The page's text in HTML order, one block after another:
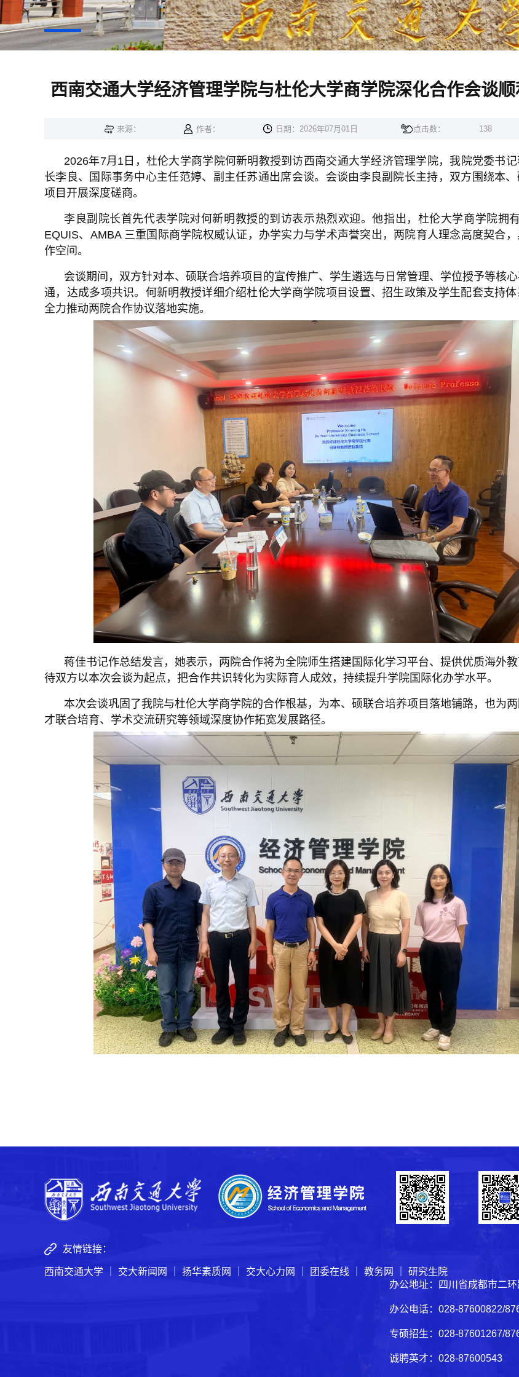
西南交通大学经济管理学院与杜伦大学商学院深化合作会谈
来源： 作者： 日期：2026年07月01日 点击数： 138
2026年7月 1 日，杜伦大学商学院何新明教授到访西南交通大学经济管理学院，我院党委书
长李良、国际事务中心主任范婷、副主任苏通出席会谈。会谈由李良副院长主持，双方围绕本
项目开展深度磋商。
李良副院长首先代表学院对何新明教授的到访表示热烈欢迎。他指出，杜伦大学商学院拥有
EQUIS、 AMBA 三重国际商学院权威认证，办学实力与学术声誉突出，两院育人理念高度契合
作空间。
会谈期间，双方针对本、硕联合培养项目的宣传推广、学生遴选与日常管理、学位授予等核
通，达成多项共识。何新明教授详细介绍杜伦大学商学院项目设置、招生政策及学生配套支持
全力推动两院合作协议落地实施。
蒋佳书记作总结发言，她表示，两院合作将为全院师生搭建国际化学习平台、提供优质海外
待双方以本次会谈为起点，把合作共识转化为实际育人成效，持续提升学院国际化办学水平。
本次会谈巩固了我院与杜伦大学商学院的合作根基，为本、硕联合培养项目落地铺路，也为
才联合培育、学术交流研究等领域深度协作拓宽发展路径。
友情链接：
西南交通大学 交大新闻网 扬华素质网 交大心力网 团委在线 教务网
研究生院
办公地址：四川省成都市二
办公电话：028-87600822/
专硕招生：028-87601267/
诚聘英才：028-87600543